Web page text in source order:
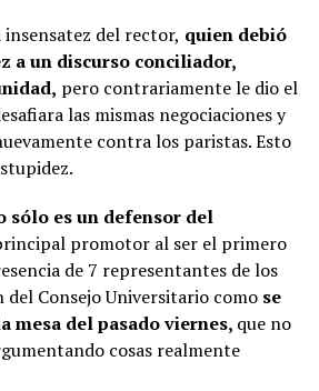
del rector, quien debió
a un discurso conciliador,
pero contrariamente le dio el
las mismas negociaciones y
contra los paristas. Esto
sólo es un defensor del
promotor al ser el primero
de 7 representantes de los
del Consejo Universitario como se
mesa del pasado viernes, que no
cosas realmente